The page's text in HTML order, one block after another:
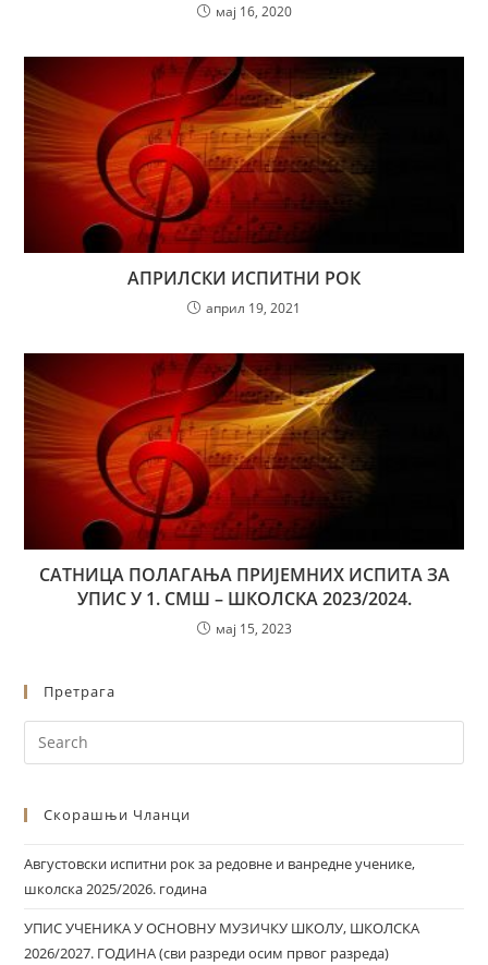
мај 16, 2020
АПРИЛСКИ ИСПИТНИ РОК
април 19, 2021
САТНИЦА ПОЛАГАЊА ПРИЈЕМНИХ ИСПИТА ЗА
УПИС У 1. СМШ – ШКОЛСКА 2023/2024.
мај 15, 2023
Претрага
Скорашњи Чланци
Августовски испитни рок за редовне и ванредне ученике,
школска 2025/2026. година
УПИС УЧЕНИКА У ОСНОВНУ МУЗИЧКУ ШКОЛУ, ШКОЛСКА
2026/2027. ГОДИНА (сви разреди осим првог разреда)